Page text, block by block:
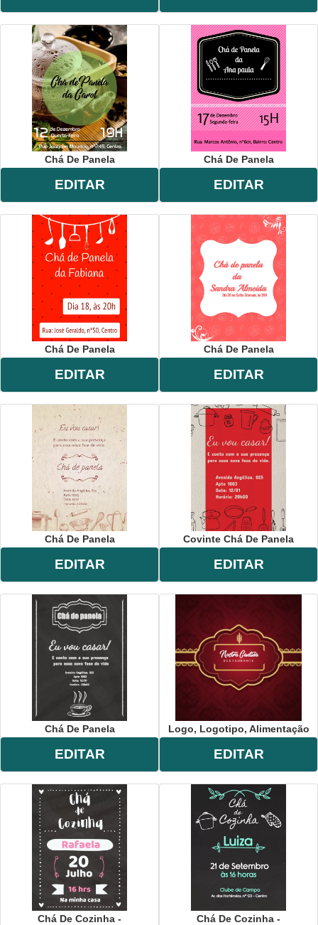
Chá De Panela
EDITAR
Chá De Panela
EDITAR
Chá De Panela
EDITAR
Chá De Panela
EDITAR
Chá De Panela
EDITAR
Covinte Chá De Panela
EDITAR
Chá De Panela
EDITAR
Logo, Logotipo, Alimentação
EDITAR
Chá De Cozinha - Chá De Cozinha -